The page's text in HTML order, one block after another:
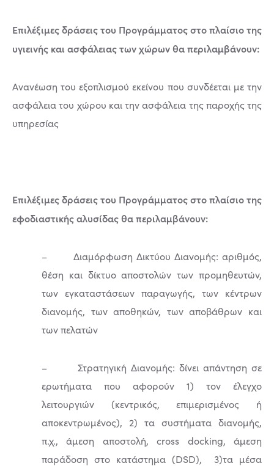
Επιλέξιμες δράσεις του Προγράμματος στο πλαίσιο της
υγιεινής και ασφάλειας των χώρων θα περιλαμβάνουν:
Ανανέωση του εξοπλισμού εκείνου που συνδέεται με την
ασφάλεια του χώρου και την ασφάλεια της παροχής της
υπηρεσίας
Επιλέξιμες δράσεις του Προγράμματος στο πλαίσιο της
εφοδιαστικής αλυσίδας θα περιλαμβάνουν:
– Διαμόρφωση Δικτύου Διανομής: αριθμός,
θέση και δίκτυο αποστολών των προμηθευτών,
των εγκαταστάσεων παραγωγής, των κέντρων
διανομής, των αποθηκών, των αποβάθρων και
των πελατών
– Στρατηγική Διανομής: δίνει απάντηση σε
ερωτήματα που αφορούν 1) τον έλεγχο
λειτουργιών (κεντρικός, επιμερισμένος ή
αποκεντρωμένος), 2) τα συστήματα διανομής,
π.χ., άμεση αποστολή, cross docking, άμεση
παράδοση στο κατάστημα (DSD), 3)τα μέσα